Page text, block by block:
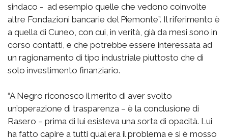
sindaco - ad esempio quelle che vedono coinvolte
altre Fondazioni bancarie del Piemonte”. Il riferimento è
a quella di Cuneo, con cui, in verità, già da mesi sono in
corso contatti, e che potrebbe essere interessata ad
un ragionamento di tipo industriale piuttosto che di
solo investimento finanziario.
“A Negro riconosco il merito di aver svolto
un’operazione di trasparenza – è la conclusione di
Rasero – prima di lui esisteva una sorta di opacità. Lui
ha fatto capire a tutti qual era il problema e si è mosso